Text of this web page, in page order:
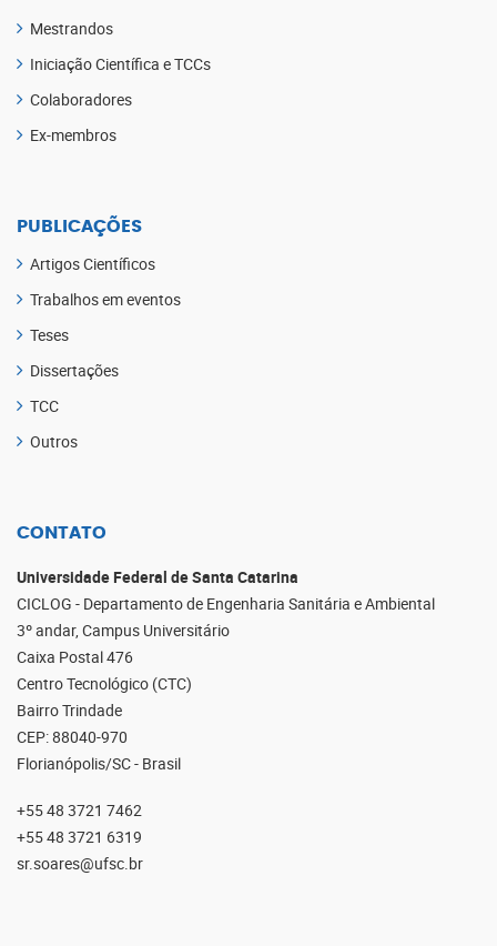
Mestrandos
Iniciação Científica e TCCs
Colaboradores
Ex-membros
PUBLICAÇÕES
Artigos Científicos
Trabalhos em eventos
Teses
Dissertações
TCC
Outros
CONTATO
Universidade Federal de Santa Catarina
CICLOG - Departamento de Engenharia Sanitária e Ambiental
3º andar, Campus Universitário
Caixa Postal 476
Centro Tecnológico (CTC)
Bairro Trindade
CEP: 88040-970
Florianópolis/SC - Brasil
+55 48 3721 7462
+55 48 3721 6319
sr.soares@ufsc.br